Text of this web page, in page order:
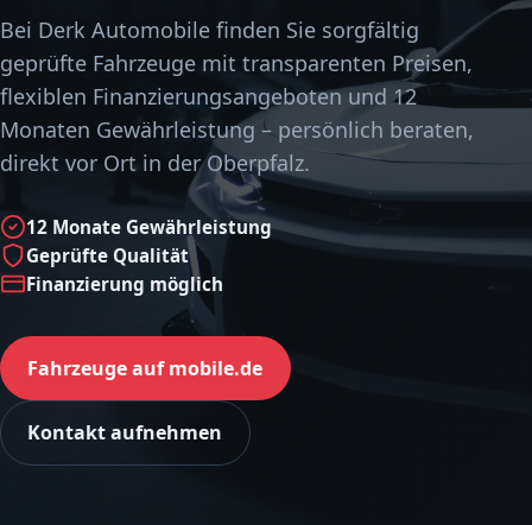
Bei Derk Automobile finden Sie sorgfältig
geprüfte Fahrzeuge mit transparenten Preisen,
flexiblen Finanzierungsangeboten und 12
Monaten Gewährleistung – persönlich beraten,
direkt vor Ort in der Oberpfalz.
12 Monate Gewährleistung
Geprüfte Qualität
Finanzierung möglich
Fahrzeuge auf mobile.de
Kontakt aufnehmen